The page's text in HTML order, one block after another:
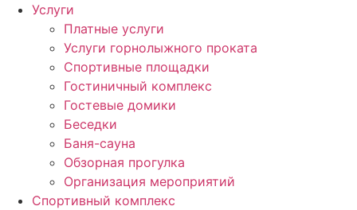
Услуги
Платные услуги
Услуги горнолыжного проката
Спортивные площадки
Гостиничный комплекс
Гостевые домики
Беседки
Баня-сауна
Обзорная прогулка
Организация мероприятий
Спортивный комплекс